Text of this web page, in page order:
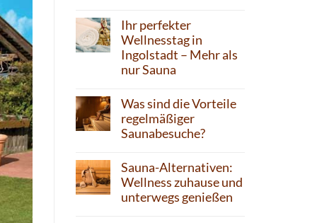
Ihr perfekter
Wellnesstag in
Ingolstadt – Mehr als
nur Sauna
Was sind die Vorteile
regelmäßiger
Saunabesuche?
Sauna-Alternativen:
Wellness zuhause und
unterwegs genießen